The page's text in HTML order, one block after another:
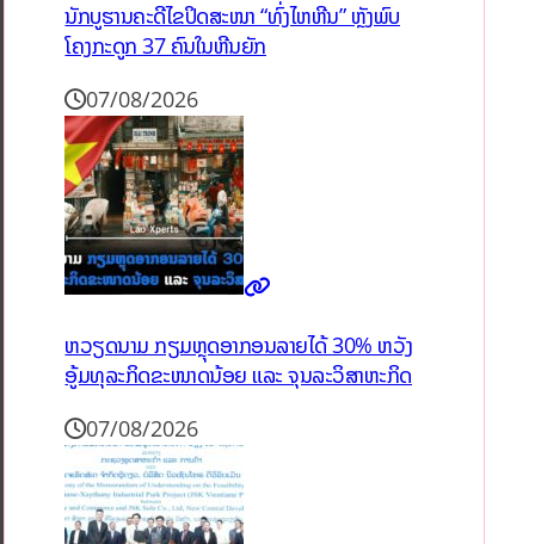
ນັກບູຮານຄະດີໄຂປິດສະໜາ “ທົ່ງໄຫຫີນ” ຫຼັງພົບ
ໂຄງກະດູກ 37 ຄົນໃນຫີນຍັກ
07/08/2026
ຫວຽດນາມ ກຽມຫຼຸດອາກອນລາຍໄດ້ 30% ຫວັງ
ອູ້ມທຸລະກິດຂະໜາດນ້ອຍ ແລະ ຈຸນລະວິສາຫະກິດ
07/08/2026